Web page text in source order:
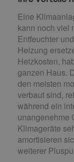
Eine
kann noch viel
Entfeuchter
Heizung
Heizkosten,
ganzen Haus.
den meisten
verbaut sind,
während ein
unangenehme
Klimageräte
amortisieren
weiterer